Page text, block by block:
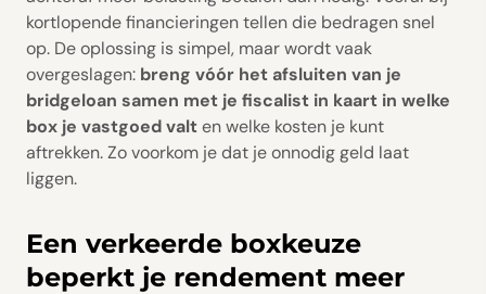
kortlopende financieringen tellen die bedragen snel
op. De oplossing is simpel, maar wordt vaak
overgeslagen: breng vóór het afsluiten van je
bridgeloan samen met je fiscalist in kaart in welke
box je vastgoed valten welke kosten je kunt
aftrekken. Zo voorkom je dat je onnodig geld laat
liggen.
Een verkeerde boxkeuze
beperkt je rendement meer